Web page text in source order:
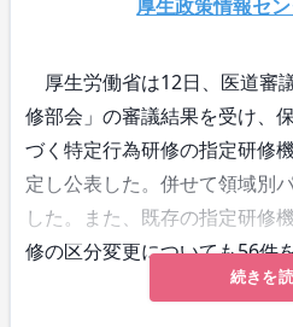
厚生政策情報セ
厚生労働省は12日、医道審
修部会」の審議結果を受け、
づく特定行為研修の指定研修
定し公表した。併せて領域別
した。また、既存の指定研修
修の区分変更についても56件
続きを